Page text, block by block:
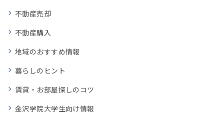
不動産売却
不動産購入
地域のおすすめ情報
暮らしのヒント
賃貸・お部屋探しのコツ
金沢学院大学生向け情報